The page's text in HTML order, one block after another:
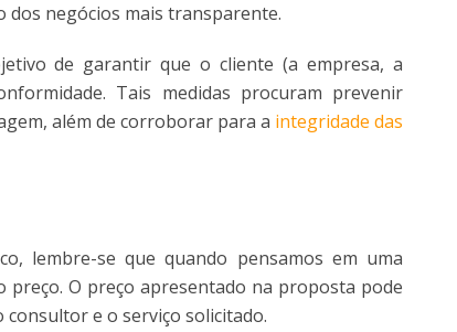
dos negócios mais transparente.
de garantir que o cliente (a empresa, a
Tais medidas procuram prevenir
além de corroborar para a integridade das
lembre-se que quando pensamos em uma
O preço apresentado na proposta pode
e o serviço solicitado.